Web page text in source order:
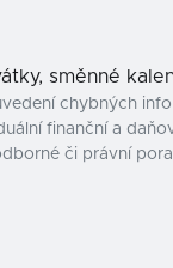
směnné
chybných
finanční a
či právní